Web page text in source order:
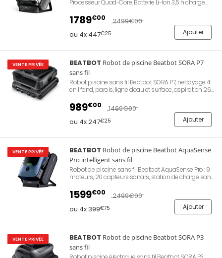
Processeur Quad-Core. Batterie Li-Ion 3,5 h charge
intelligente OmniSense+™ 2.0 et FlexiPath™. Nettoyage
fond, parois, ligne d’eau et surface. Filtration
MicroMesh™ 180 µm + 3 µm. 5 modes de nettoyage.
Application Smartphone. Station de charge sans fil
1789€00 2499€00
ou 4x 447€25 Ajouter
VENTE PRIVÉE BEATBOT Robot de piscine Beatbot SORA P7
sans fil
Robot piscine sans fil Beatbot SORA P7, nettoyage 4
en 1 fond, parois, ligne d'eau et surface, aspiration 26
navigation ClearNav, 5 modes de nettoyage
pilotables par application smartphone Wi-Fi,
batterie lithium 10 000 mAh, autonomie 5 h fond et 7
h surface, piscines toutes formes et revêtements
Référence Beatbot RO-SORA-P7.
989€00 1499€00
ou 4x 247€25 Ajouter
VENTE PRIVÉE BEATBOT Robot de piscine Beatbot AquaSense
Pro intelligent sans fil
Robot de piscine sans fil Beatbot AquaSense Pro : 9
moteurs, 20 capteurs sonars, station de charge sans
skimmer de surface, autonomie de 9,5 heures,
couverture jusqu'à 210 m², certifié IP68, garantie de 2
ans.
1599€00 2499€00
ou 4x 399€75 Ajouter
VENTE PRIVÉE BEATBOT Robot de piscine Beatbot SORA P3
sans fil